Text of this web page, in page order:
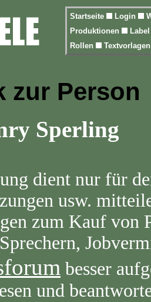
Startseite Login
Produktionen
Rollen
zur Person
Sperling
dient nur für
usw.
zum Kauf von
besser
und